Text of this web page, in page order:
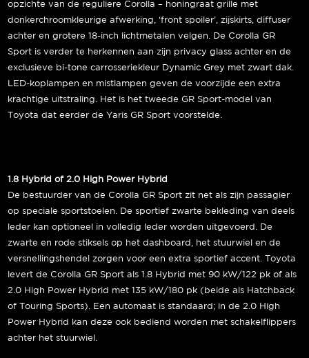
opzichte van de reguliere Corolla – honingraat grille met
donkerchroomkleurige afwerking, ‘front spoiler’, zijskirts, diffuser
achter en grotere 18-inch lichtmetalen velgen. De Corolla GR
Sport is verder te herkennen aan zijn privacy glass achter en de
exclusieve bi-tone carrosseriekleur Dynamic Grey met zwart dak.
LED-koplampen en mistlampen geven de voorzijde een extra
krachtige uitstraling. Het is het tweede GR Sport-model van
Toyota dat eerder de Yaris GR Sport voorstelde.
1.8 Hybrid of 2.0 High Power Hybrid
De bestuurder van de Corolla GR Sport zit net als zijn passagier
op speciale sportstoelen. De sportief zwarte bekleding van deels
leder kan optioneel in volledig leder worden uitgevoerd. De
zwarte en rode stiksels op het dashboard, het stuurwiel en de
versnellingshendel zorgen voor een extra sportief accent. Toyota
levert de Corolla GR Sport als 1.8 Hybrid met 90 kW/122 pk of als
2.0 High Power Hybrid met 135 kW/180 pk (beide als Hatchback
of Touring Sports). Een automaat is standaard; in de 2.0 High
Power Hybrid kan deze ook bediend worden met schakelflippers
achter het stuurwiel.